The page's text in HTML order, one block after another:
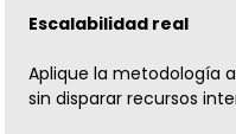
Escalabilidad real
Aplique la metodología
sin disparar recursos